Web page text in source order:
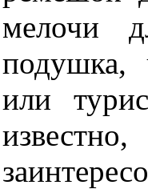
мелочи
подушка,
или